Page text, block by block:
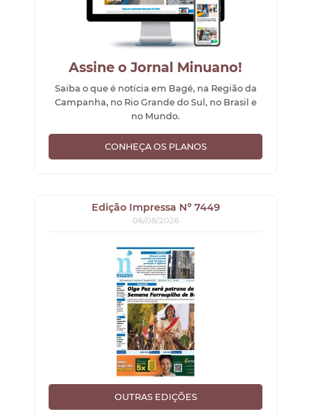
Assine o Jornal Minuano!
Saiba o que é notícia em Bagé, na Região da
Campanha, no Rio Grande do Sul, no Brasil e
no Mundo.
CONHEÇA OS PLANOS
Edição Impressa Nº 7449
06/08/2026
OUTRAS EDIÇÕES